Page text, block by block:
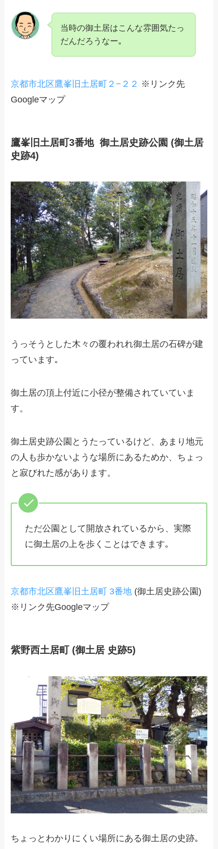
当時の御土居はこんな雰囲気たっ
だんだろうなー｡
京都市北区鷹峯旧土居町２−２２ ※リンク先
Googleマップ
鷹峯旧土居町3番地 御土居史跡公園 (御土居
史跡4)
うっそうとした木々の覆われれ御土居の石碑が建
っています｡
御土居の頂上付近に小径が整備されていていま
す。
御土居史跡公園とうたっているけど、あまり地元
の人も歩かないような場所にあるためか、ちょっ
と寂びれた感があります。
ただ公園として開放されているから、実際
に御土居の上を歩くことはできます｡
京都市北区鷹峯旧土居町 3番地 (御土居史跡公園)
※リンク先Googleマップ
紫野西土居町 (御土居 史跡5)
ちょっとわかりにくい場所にある御土居の史跡｡